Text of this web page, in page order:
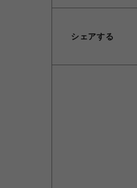
シェアする